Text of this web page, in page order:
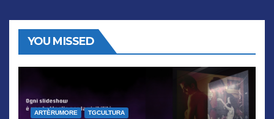
YOU MISSED
ARTÈRUMORE TGCULTURA